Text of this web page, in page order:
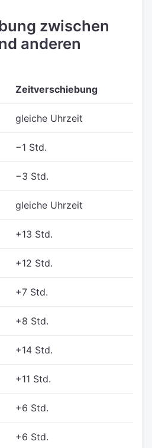
zwischen
anderen
Zeitverschiebung
gleiche Uhrzeit
−1 Std.
−3 Std.
gleiche Uhrzeit
+13 Std.
+12 Std.
+7 Std.
+8 Std.
+14 Std.
+11 Std.
+6 Std.
+6 Std.